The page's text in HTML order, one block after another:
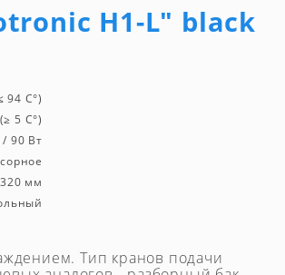
H1-L" black
94 C°)
5 C°)
/ 90 Вт
мм
Тип кранов подачи